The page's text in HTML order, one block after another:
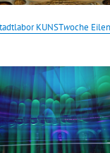
KUNSTwoche